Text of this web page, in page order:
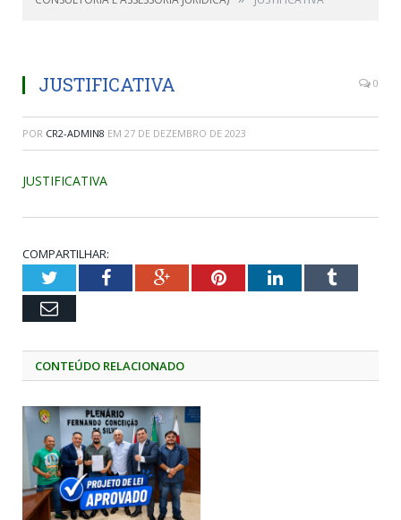
JUSTIFICATIVA 0
POR CR2-ADMIN8 EM 27 DE DEZEMBRO DE 2023
JUSTIFICATIVA
COMPARTILHAR:
TwitterFacebookGoogle+PinterestLinkedInTumblr
Email
CONTEÚDO RELACIONADO